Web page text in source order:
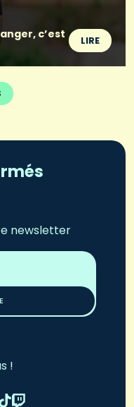
c’est
LIRE
newsletter
!